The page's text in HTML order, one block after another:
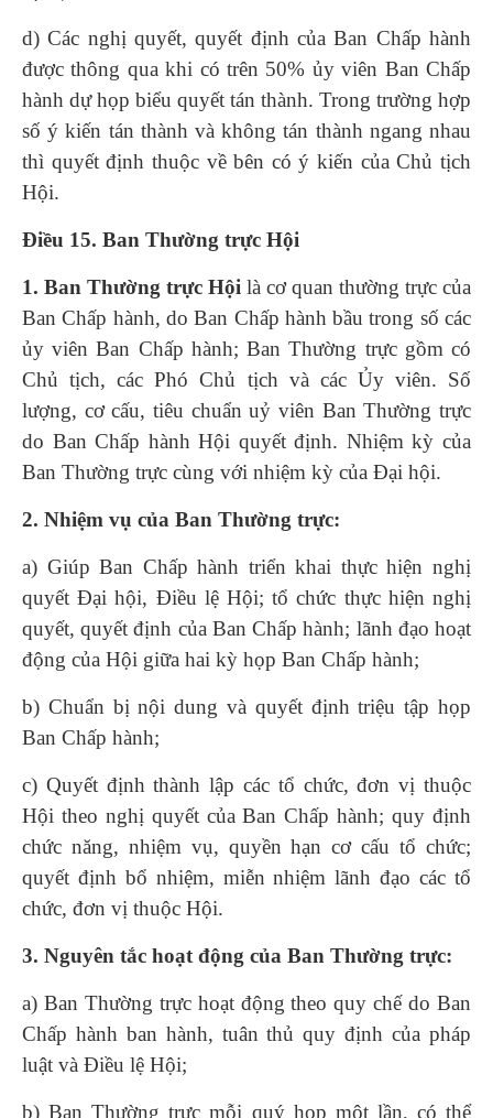
d) Các nghị quyết, quyết định của Ban Chấp hành
được thông qua khi có trên 50% ủy viên Ban Chấp
hành dự họp biểu quyết tán thành. Trong trường hợp
số ý kiến tán thành và không tán thành ngang nhau
thì quyết định thuộc về bên có ý kiến của Chủ tịch
Hội.
Điều 15. Ban Thường trực Hội
1. Ban Thường trực Hội là cơ quan thường trực của
Ban Chấp hành, do Ban Chấp hành bầu trong số các
ủy viên Ban Chấp hành; Ban Thường trực gồm có
Chủ tịch, các Phó Chủ tịch và các Ủy viên. Số
lượng, cơ cấu, tiêu chuẩn uỷ viên Ban Thường trực
do Ban Chấp hành Hội quyết định. Nhiệm kỳ của
Ban Thường trực cùng với nhiệm kỳ của Đại hội.
2. Nhiệm vụ của Ban Thường trực:
a) Giúp Ban Chấp hành triển khai thực hiện nghị
quyết Đại hội, Điều lệ Hội; tổ chức thực hiện nghị
quyết, quyết định của Ban Chấp hành; lãnh đạo hoạt
động của Hội giữa hai kỳ họp Ban Chấp hành;
b) Chuẩn bị nội dung và quyết định triệu tập họp
Ban Chấp hành;
c) Quyết định thành lập các tổ chức, đơn vị thuộc
Hội theo nghị quyết của Ban Chấp hành; quy định
chức năng, nhiệm vụ, quyền hạn cơ cấu tổ chức;
quyết định bổ nhiệm, miễn nhiệm lãnh đạo các tổ
chức, đơn vị thuộc Hội.
3. Nguyên tắc hoạt động của Ban Thường trực:
a) Ban Thường trực hoạt động theo quy chế do Ban
Chấp hành ban hành, tuân thủ quy định của pháp
luật và Điều lệ Hội;
b) Ban Thường trực mỗi quý họp một lần, có thể